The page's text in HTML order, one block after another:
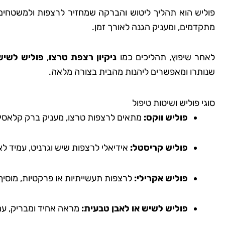
פוליש הוא תהליך ליטוש והברקה שמחזיר לרצפות
מתקדמים, ומעניק הגנה לאורך זמן.
לאחר שיפוץ, תהליכים כמו ניקיון רצפת טרצו, פוליש
שנותרו ומאפשרים ליהנות מהבית בצורה מלאה.
סוגי פוליש ושיטות טיפול
פוליש ווקס: מתאים לרצפות טרצו, מעניק ברק
פוליש קריסטל: אידיאלי לרצפות שיש וגרניט, עמיד
פוליש אקרילי: לרצפות תעשייתיות או פרקטיות,
פוליש לשיש או לאבן טבעית: מראה אחיד ומבריק,
כך נקי ומטופח. הם
להשתמש בחומרים
והמחיר היה הוגן.